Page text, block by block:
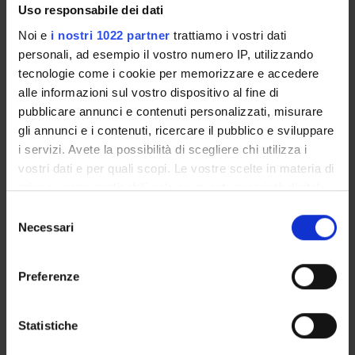
Uso responsabile dei dati
Noi e i nostri 1022 partner trattiamo i vostri dati
personali, ad esempio il vostro numero IP, utilizzando
tecnologie come i cookie per memorizzare e accedere
alle informazioni sul vostro dispositivo al fine di
pubblicare annunci e contenuti personalizzati, misurare
gli annunci e i contenuti, ricercare il pubblico e sviluppare
i servizi. Avete la possibilità di scegliere chi utilizza i
vostri dati e per quali scopi. Le vostre scelte in materia di
privacy sono applicabili solo su questa proprietà digitale
modificare o revocare il proprio consenso in qualsiasi
momento dalla Dichiarazione sui cookie o facendo clic
raccogliere informazioni sulla tua posizione
geografica, con un'approssimazione di qualche
delNecessari
Preferenze
Statistiche
almeno uno stato del mondo; (c) sensibilità al goal, ovvero
costruzione dinamica ed aggiornamento di un modello
dell'insieme di clausole per cui si cerca una
prova; e (d) confluenza rispetto alla prova, che significa che
non è necessario disfare passi già fatti e
tornare a uno stato precedente nella ricerca di una prova.
PARTECIPANTI AL PROGETTO